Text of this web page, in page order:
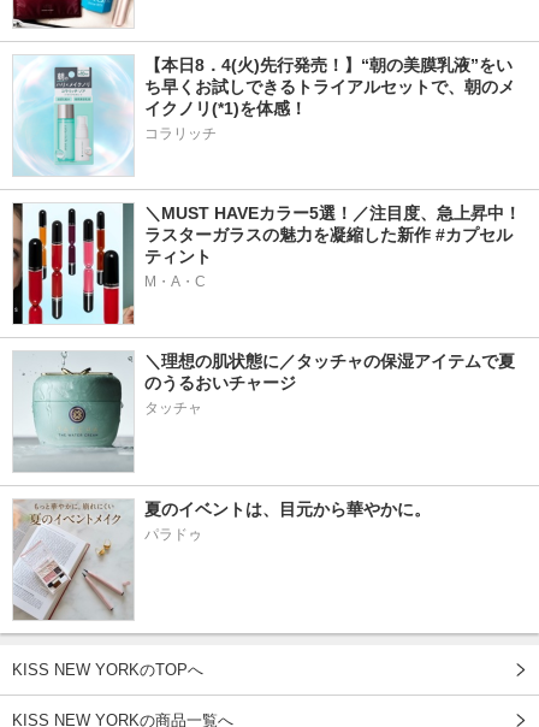
【本日8．4(火)先行発売！】“朝の美膜乳液”をい
ち早くお試しできるトライアルセットで、朝のメ
イクノリ(*1)を体感！
コラリッチ
＼MUST HAVEカラー5選！／注目度、急上昇中！
ラスターガラスの魅力を凝縮した新作 #カプセル
ティント
M・A・C
＼理想の肌状態に／タッチャの保湿アイテムで夏
のうるおいチャージ
タッチャ
夏のイベントは、目元から華やかに。
パラドゥ
KISS NEW YORKのTOPへ
KISS NEW YORKの商品一覧へ